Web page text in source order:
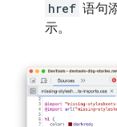
href 语句
示。